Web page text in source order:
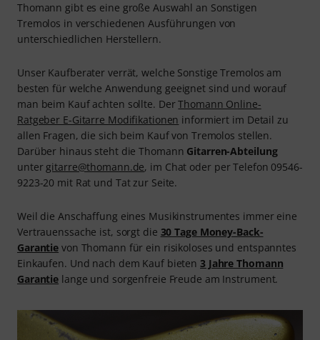
Thomann gibt es eine große Auswahl an Sonstigen
Tremolos in verschiedenen Ausführungen von
unterschiedlichen Herstellern.
Unser Kaufberater verrät, welche Sonstige Tremolos am
besten für welche Anwendung geeignet sind und worauf
man beim Kauf achten sollte. DerThomann Online-
Ratgeber E-Gitarre Modifikationen informiert im Detail zu
allen Fragen, die sich beim Kauf von Tremolos stellen.
Darüber hinaus steht die Thomann Gitarren-Abteilung
untergitarre@thomann.de, im Chat oder per Telefon 09546-
9223-20 mit Rat und Tat zur Seite.
Weil die Anschaffung eines Musikinstrumentes immer eine
Vertrauenssache ist, sorgt die 30 Tage Money-Back-
Garantie von Thomann für ein risikoloses und entspanntes
Einkaufen. Und nach dem Kauf bieten3 Jahre Thomann
Garantie lange und sorgenfreie Freude am Instrument.